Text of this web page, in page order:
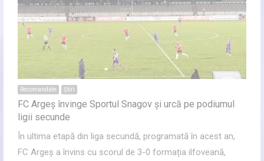
Recomandate Ştiri
FC Argeș învinge Sportul Snagov și urcă pe podiumul
ligii secunde
În ultima etapă din liga secundă, programată în acest an,
FC Argeș a învins cu scorul de 3-0 formația ilfoveană,